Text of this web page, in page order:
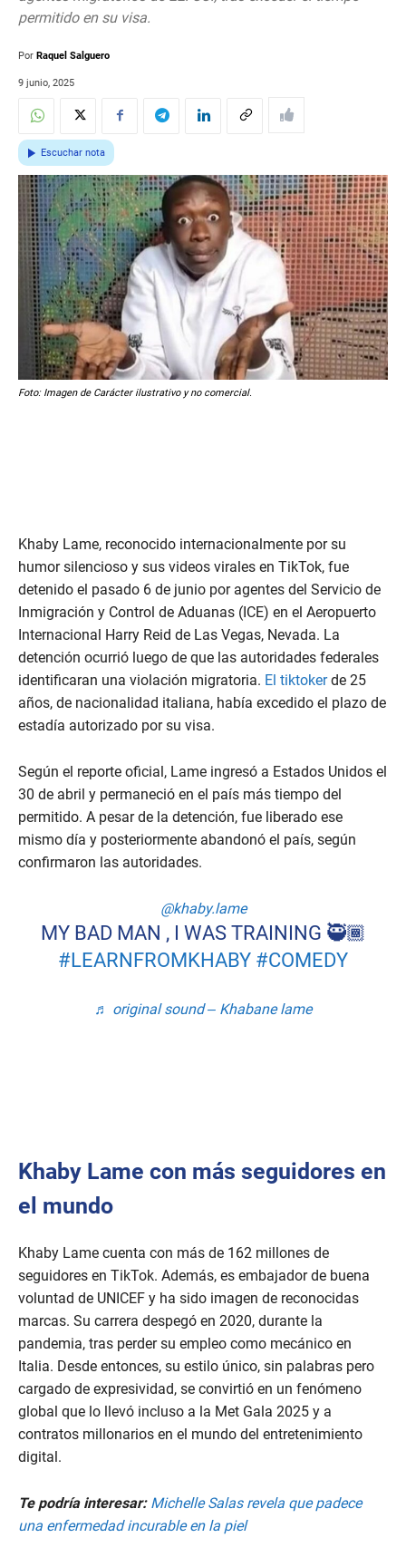
permitido en su visa.
Por Raquel Salguero
9 junio, 2025
Escuchar nota
Foto: Imagen de Carácter ilustrativo y no comercial.
Khaby Lame, reconocido internacionalmente por su
humor silencioso y sus videos virales en TikTok, fue
detenido el pasado 6 de junio por agentes del Servicio de
Inmigración y Control de Aduanas (ICE) en el Aeropuerto
Internacional Harry Reid de Las Vegas, Nevada. La
detención ocurrió luego de que las autoridades federales
identificaran una violación migratoria. El tiktokerde 25
años, de nacionalidad italiana, había excedido el plazo de
estadía autorizado por su visa.
Según el reporte oficial, Lame ingresó a Estados Unidos el
30 de abril y permaneció en el país más tiempo del
permitido. A pesar de la detención, fue liberado ese
mismo día y posteriormente abandonó el país, según
confirmaron las autoridades.
@khaby.lame
MY BAD MAN , I WAS TRAINING 🥷🏾
#LEARNFROMKHABY #COMEDY
♬ original sound – Khabane lame
Khaby Lame con más seguidores en
el mundo
Khaby Lame cuenta con más de 162 millones de
seguidores en TikTok. Además, es embajador de buena
voluntad de UNICEF y ha sido imagen de reconocidas
marcas. Su carrera despegó en 2020, durante la
pandemia, tras perder su empleo como mecánico en
Italia. Desde entonces, su estilo único, sin palabras pero
cargado de expresividad, se convirtió en un fenómeno
global que lo llevó incluso a la Met Gala 2025 y a
contratos millonarios en el mundo del entretenimiento
digital.
Te podría interesar: Michelle Salas revela que padece
una enfermedad incurable en la piel